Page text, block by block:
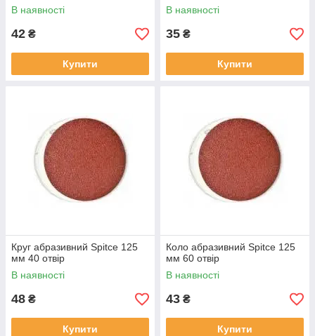
В наявності
42 ₴
Купити
В наявності
35 ₴
Купити
Круг абразивний Spitce 125
мм 40 отвір
В наявності
48 ₴
Купити
Коло абразивний Spitce 125
мм 60 отвір
В наявності
43 ₴
Купити